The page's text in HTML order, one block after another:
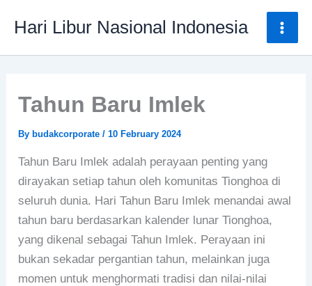
Hari Libur Nasional Indonesia
Tahun Baru Imlek
By budakcorporate/10 February 2024
Tahun Baru Imlek adalah perayaan penting yang
dirayakan setiap tahun oleh komunitas Tionghoa di
seluruh dunia. Hari Tahun Baru Imlek menandai awal
tahun baru berdasarkan kalender lunar Tionghoa,
yang dikenal sebagai Tahun Imlek. Perayaan ini
bukan sekadar pergantian tahun, melainkan juga
momen untuk menghormati tradisi dan nilai-nilai